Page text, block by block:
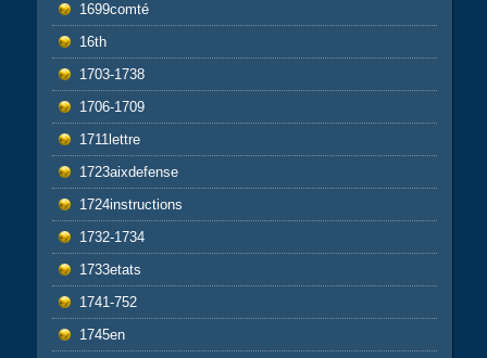
1699comté
16th
1703-1738
1706-1709
1711lettre
1723aixdefense
1724instructions
1732-1734
1733etats
1741-752
1745en